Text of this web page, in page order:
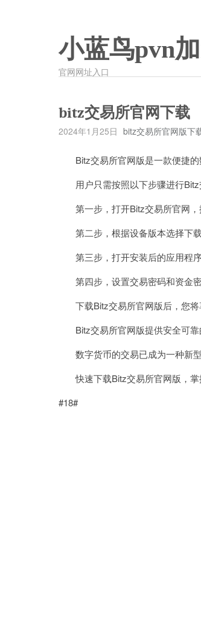
小蓝鸟pvn
官网网址入口
bitz交易所官网下载
2024年1月25日 bitz交易所官网版下
Bitz交易所官网版是一款便捷的
用户只需按照以下步骤进行Bitz
第一步，打开Bitz交易所官网，
第二步，根据设备版本选择下载
第三步，打开安装后的应用程序
第四步，设置交易密码和资金密
下载Bitz交易所官网版后，您将
Bitz交易所官网版提供安全可靠
数字货币的交易已成为一种新型
快速下载Bitz交易所官网版，掌
#18#